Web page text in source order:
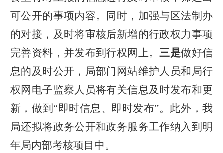
可公开的事项内容。同时，加强与区法制办
的对接，及时将审核后新增的行政权力事项
完善资料，并发布到行权网上。三是做好信
息的及时公开，局部门网站维护人员和局行
权网电子监察人员将有关信息及时发布和更
新，做到“即时信息、即时发布”。此外，我
局还拟将政务公开和政务服务工作纳入到明
年局内部考核项目中。